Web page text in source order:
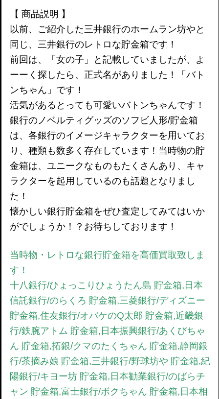
【 商品説明 】
以前、ご紹介した三井銀行のホームラン坊やと
同じ、三井銀行のレトロな貯金箱です！
前回は、「女の子」と記載していましたが、よ
ーーく探したら、正式名がありました！「バト
ンちゃん」です！
活気があるとっても可愛いバトンちゃんです！
銀行のノベルティグッズのソフビ人形/貯金箱
は、各銀行のイメージキャラクターを用いてお
り、種類も数多く存在しています！当時物の貯
金箱は、ユニークなものもたくさんあり、キャ
ラクターを起用しているのも話題となりまし
た！
懐かしい銀行貯金箱をぜひ査定してみてはいか
がでしょうか！？お待ちしております！
当時物・レトロな銀行貯金箱を高価買取致しま
す！
十八銀行/ひょっこりひょうたん島 貯金箱,日本
信託銀行/のらくろ 貯金箱,三菱銀行/ディズニー
貯金箱,住友銀行/オバケのQ太郎 貯金箱,近畿銀
行/鉄腕アトム 貯金箱,日本振興銀行/あくびちゃ
ん 貯金箱,拓銀/クマのたくちゃん 貯金箱,静岡銀
行/茶摘み娘 貯金箱,三井銀行/野球坊や 貯金箱,紀
陽銀行/キヨー坊 貯金箱,日本勧業銀行/のばらチ
ャン 貯金箱,富士銀行/ボクちゃん 貯金箱,日本相